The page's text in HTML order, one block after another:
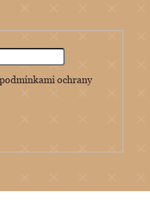
podmínkami ochrany